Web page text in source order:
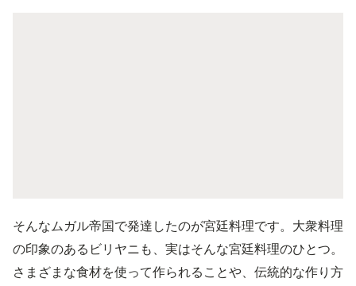
そんなムガル帝国で発達したのが宮廷料理です。大衆料理
の印象のあるビリヤニも、実はそんな宮廷料理のひとつ。
さまざまな食材を使って作られることや、伝統的な作り方